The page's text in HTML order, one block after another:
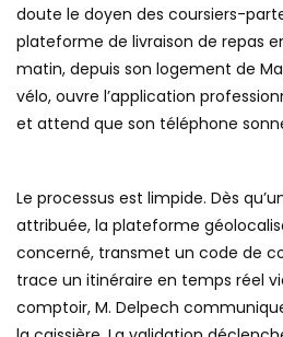
doute le doyen des coursiers-
plateforme de livraison de repas
matin, depuis son logement de
vélo, ouvre l’application
et attend que son téléphone
Le processus est limpide. Dès
attribuée, la plateforme
concerné, transmet un code de
trace un itinéraire en temps réel
comptoir, M. Delpech